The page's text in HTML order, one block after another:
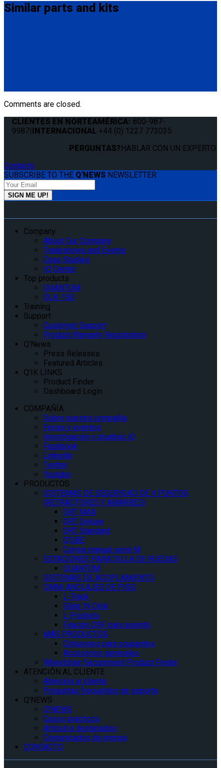
Similar parts and kits
Comments are closed.
CLIENTES EN NORTEAMÉRICA: 800-987-
9987|INTERNACIONAL +44 (0) 1227 773035
PERGUNTAS?HABLAR CON UN EXPERTO.
Contacto
SUBSCRIBE TO THE Q'NEWS NEWSLETTER:
Company
About Our Company
Tradeshows and Events
Case Studies
IQ Center
Top products
QUANTUM
QLK-150
Training
Support
Customer Support
Product Warranty Registration
Q’News
Press Releases
Featured Articles
Q’IK LINKS
Product Finder
Dashboard Login
COMPAÑÍA
Sobre nuestra compañía
Ferias y eventos
Investigación y pruebas iQ
Facebook
Linkedin
Twitter
Youtube
PRODUCTOS
SISTEMAS DE SEGURIDAD DE 4 PUNTOS
(RETRACTORES Y AMARRES)
QRT MAX
QRT Deluxe
QRT Standard
Q’UBE
Correa manual serie M
ESTACIONES PARA SILLA DE RUEDAS
QUANTUM
SISTEMAS DE ACOPLAMIENTO
OMNI ANCLAJES DE PISO
L-Track
Slide ‘N Click
L-Pockets
Fijación QSF para asiento
MÁS PRODUCTOS
Cinturones para ocupantes
Accesorios generales
Wheelchair Securement Product Finder
ATENCIÓN AL CLIENTE
Atención al cliente
Preguntas frecuentes de soporte
Q’NEWS
Q’NEWS
Casos prácticos
Artículos destacados
Comunicados de prensa
CONTACTO